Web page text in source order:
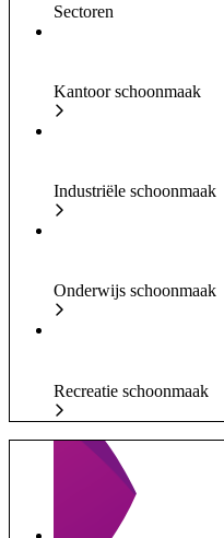
Sectoren
Kantoor schoonmaak
Industriële schoonmaak
Onderwijs schoonmaak
Recreatie schoonmaak